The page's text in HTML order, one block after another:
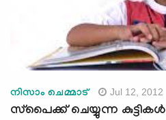
നിസാം ചെമ്മാട്‌ Jul 12, 2012
സ്‌പൈക്ക്‌ ചെയ്യുന്ന കുട്ടികള്‍